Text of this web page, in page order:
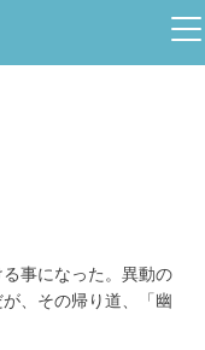
事になった。異動の
、その帰り道、「幽